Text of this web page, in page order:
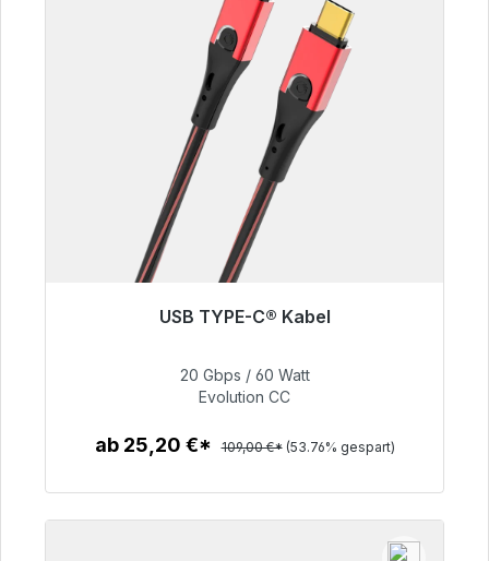
USB TYPE-C® Kabel
50,40 €
20 Gbps / 60 Watt
Evolution CC
ab 25,20 €* 109,00 €* (53.76% gespart)